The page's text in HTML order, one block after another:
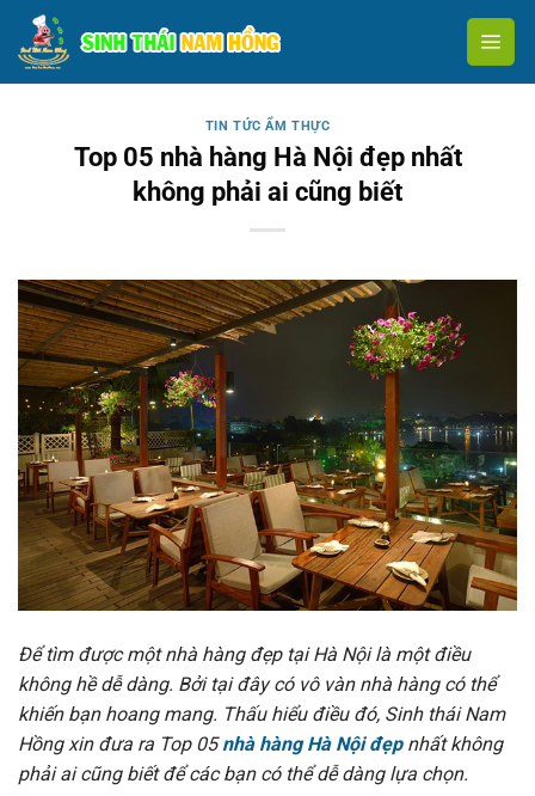
Skip
content
TIN TỨC ẨM THỰC
Top 05 nhà hàng Hà Nội đẹp nhất
không phải ai cũng biết
Để tìm được một nhà hàng đẹp tại Hà Nội là một điều
không hề dễ dàng. Bởi tại đây có vô vàn nhà hàng có thể
khiến bạn hoang mang. Thấu hiểu điều đó, Sinh thái Nam
Hồngxin đưa ra Top 05nhà hàng Hà Nội đẹpnhất không
phải ai cũng biết để các bạn có thể dễ dàng lựa chọn.